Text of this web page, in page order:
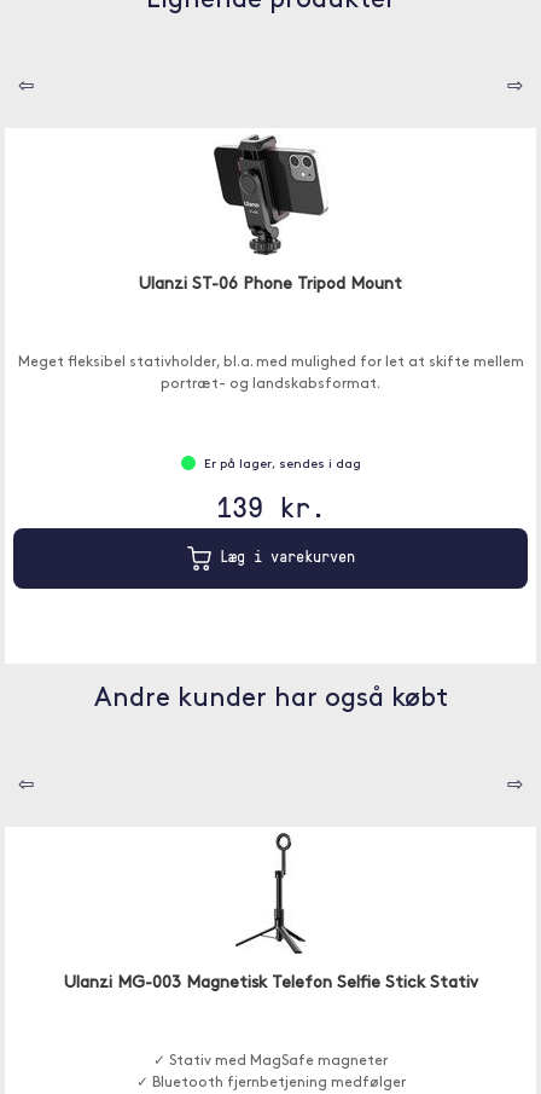
⇦ ⇨
Ulanzi ST-06 Phone Tripod Mount
Meget fleksibel stativholder, bl.a. med mulighed for let at skifte mellem
portræt- og landskabsformat.
Er på lager, sendes i dag
139 kr.
Læg i varekurven
Andre kunder har også købt
⇦ ⇨
Ulanzi MG-003 Magnetisk Telefon Selfie Stick Stativ
✓ Stativ med MagSafe magneter
✓ Bluetooth fjernbetjening medfølger